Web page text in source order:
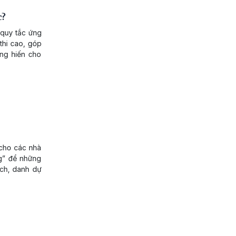
tắc ứng
cao, góp
hiến cho
các nhà
để những
danh dự